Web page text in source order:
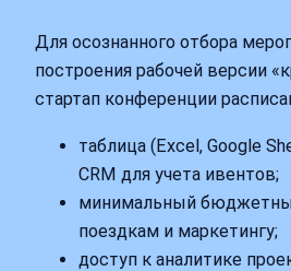
Для осознанного отбора
построения рабочей версии
стартап конференции
таблица (Excel, Google
CRM для учета ивентов;
минимальный
поездкам и маркетингу;
доступ к аналитике